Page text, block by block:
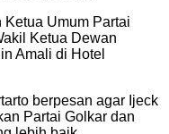
Umum Partai
Ketua Dewan
Amali di Hotel
berpesan agar Ijeck
Partai Golkar dan